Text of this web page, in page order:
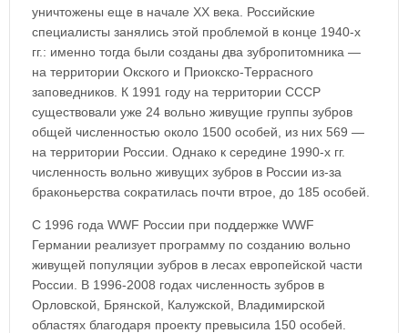
уничтожены еще в начале XX века. Российские
специалисты занялись этой проблемой в конце 1940-х
гг.: именно тогда были созданы два зубропитомника —
на территории Окского и Приокско-Террасного
заповедников. К 1991 году на территории СССР
существовали уже 24 вольно живущие группы зубров
общей численностью около 1500 особей, из них 569 —
на территории России. Однако к середине 1990-х гг.
численность вольно живущих зубров в России из-за
браконьерства сократилась почти втрое, до 185 особей.
С 1996 года WWF России при поддержке WWF
Германии реализует программу по созданию вольно
живущей популяции зубров в лесах европейской части
России. В 1996-2008 годах численность зубров в
Орловской, Брянской, Калужской, Владимирской
областях благодаря проекту превысила 150 особей.